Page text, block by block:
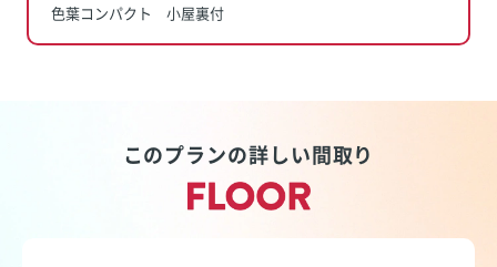
色葉コンパクト 小屋裏付
このプランの詳しい間取り